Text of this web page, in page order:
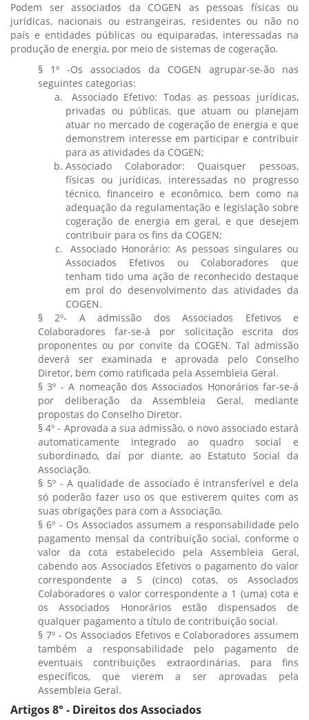
Podem ser associados da COGEN as pessoas físicas ou
jurídicas, nacionais ou estrangeiras, residentes ou não no
país e entidades públicas ou equiparadas, interessadas na
produção de energia, por meio de sistemas de cogeração.
§ 1º -Os associados da COGEN agrupar-se-ão nas
seguintes categorias:
Associado Efetivo: Todas as pessoas jurídicas,
privadas ou públicas, que atuam ou planejam
atuar no mercado de cogeração de energia e que
demonstrem interesse em participar e contribuir
para as atividades da COGEN;
Associado Colaborador: Quaisquer pessoas,
físicas ou jurídicas, interessadas no progresso
técnico, financeiro e econômico, bem como na
adequação da regulamentação e legislação sobre
cogeração de energia em geral, e que desejem
contribuir para os fins da COGEN;
Associado Honorário: As pessoas singulares ou
Associados Efetivos ou Colaboradores que
tenham tido uma ação de reconhecido destaque
em prol do desenvolvimento das atividades da
COGEN.
§ 2º- A admissão dos Associados Efetivos e
Colaboradores far-se-á por solicitação escrita dos
proponentes ou por convite da COGEN. Tal admissão
deverá ser examinada e aprovada pelo Conselho
Diretor, bem como ratificada pela Assembleia Geral.
§ 3º - A nomeação dos Associados Honorários far-se-á
por deliberação da Assembleia Geral, mediante
propostas do Conselho Diretor.
§ 4º - Aprovada a sua admissão, o novo associado estará
automaticamente integrado ao quadro social e
subordinado, daí por diante, ao Estatuto Social da
Associação.
§ 5º - A qualidade de associado é intransferível e dela
só poderão fazer uso os que estiverem quites com as
suas obrigações para com a Associação.
§ 6º - Os Associados assumem a responsabilidade pelo
pagamento mensal da contribuição social, conforme o
valor da cota estabelecido pela Assembleia Geral,
cabendo aos Associados Efetivos o pagamento do valor
correspondente a 5 (cinco) cotas, os Associados
Colaboradores o valor correspondente a 1 (uma) cota e
os Associados Honorários estão dispensados de
qualquer pagamento a título de contribuição social.
§ 7º - Os Associados Efetivos e Colaboradores assumem
também a responsabilidade pelo pagamento de
eventuais contribuições extraordinárias, para fins
específicos, que vierem a ser aprovadas pela
Assembleia Geral.
Artigos 8° - Direitos dos Associados